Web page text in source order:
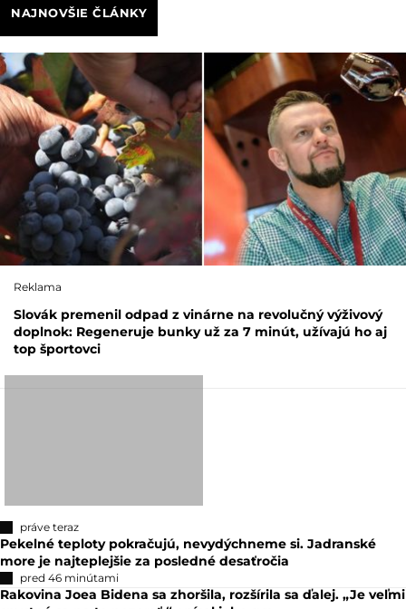
NAJNOVŠIE ČLÁNKY
Reklama
Slovák premenil odpad z vinárne na revolučný výživový
doplnok: Regeneruje bunky už za 7 minút, užívajú ho aj
top športovci
práve teraz
Pekelné teploty pokračujú, nevydýchneme si. Jadranské
more je najteplejšie za posledné desaťročia
pred 46 minútami
Rakovina Joea Bidena sa zhoršila, rozšírila sa ďalej. „Je veľmi